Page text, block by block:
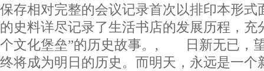
保存相对完整的会议记录首次以排印本形式
的史料详尽记录了生活书店的发展历程，充
个文化堡垒”的历史故事。, 日新无已，
终将成为明日的历史。而明天，永远是